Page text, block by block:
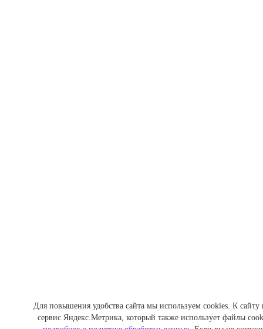
Для повышения удобства сайта мы используем cookies. К сайту
сервис Яндекс.Метрика, который также использует файлы